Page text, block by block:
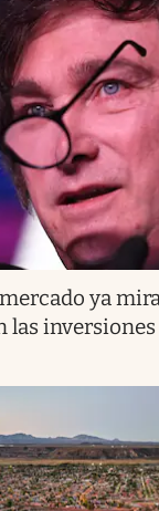
ya
las inversiones